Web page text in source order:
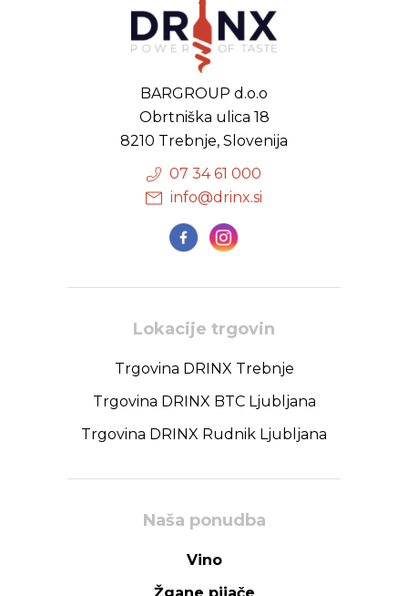
BARGROUP d.o.o
Obrtniška ulica 18
8210 Trebnje, Slovenija
07 34 61 000
info@drinx.si
Lokacije trgovin
Trgovina DRINX Trebnje
Trgovina DRINX BTC Ljubljana
Trgovina DRINX Rudnik Ljubljana
Naša ponudba
Vino